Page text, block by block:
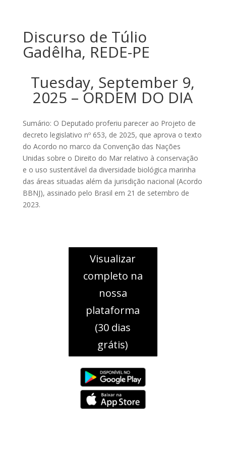
Discurso de Túlio
Gadêlha, REDE-PE
Tuesday, September 9,
2025 – ORDEM DO DIA
Sumário: O Deputado proferiu parecer ao Projeto de
decreto legislativo nº 653, de 2025, que aprova o texto
do Acordo no marco da Convenção das Nações
Unidas sobre o Direito do Mar relativo à conservação
e o uso sustentável da diversidade biológica marinha
das áreas situadas além da jurisdição nacional (Acordo
BBNJ), assinado pelo Brasil em 21 de setembro de
2023.
Visualizar
completo na
nossa
plataforma
(30 dias
grátis)